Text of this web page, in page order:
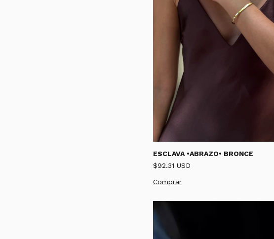
ESCLAVA •ABRAZO• BRONCE
$92.31 USD